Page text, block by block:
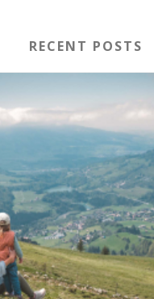
RECENT POSTS